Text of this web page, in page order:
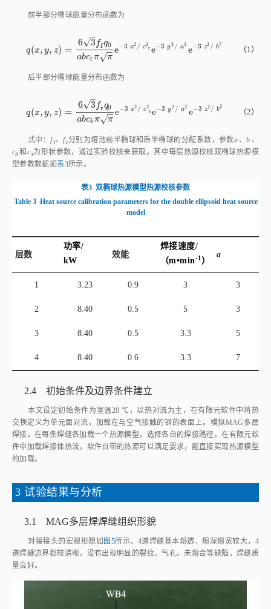
前半部分椭球能量分布函数为
q(x, y, z) =
6 3
–
√ ffq0
abcrπ π
−
−
√
e−3 x2 / c2
r e−3 y2 / a2 e−3 z2 / b2
q(x,y, z)= 63 ffq0abcrππe-3 x2/ cr 2e-3 y2 /a2 e-3z 2/ b 2 （1）
后半部分椭球能量分布函数为
q(x, y, z) =
6 3
–
√ frq0
abcb π π
−
−
√
e−3 x2 / c2
b e−3 y2 / a2 e−3 z2 / b2
q(x,y,z)= 63 rq0abcbππe-3 x2/ cb2e-3 y2/ a2 e-3z 2 /b 2 （2）
式中：ff、fr分别为熔池前半椭球和后半椭球的分配系数，参数a 、b 、
cb 和 cr为形状参数，通过实验校核来获取。其中每层热源校核双椭球热源模
型参数数据如表3所示。
表3 双椭球热源模型热源校核参数
Table 3 Heat source calibration parameters for the double ellipsoid heat source
model
层数
功率/
kW
效能
焊接速度/
（m•min-1）
a
1 3.23 0.9 3 3
2 8.40 0.5 5 3
3 8.40 0.5 3.3 5
4 8.40 0.6 3.3 7
2.4 初始条件及边界条件建立
本文设定初始条件为室温20 ℃，以热对流为主，在有限元软件中将热
交换定义为单元面对流，加载在与空气接触的钢的表面上。模拟MAG多层
焊接，在每条焊缝各加载一个热源模型，选择各自的焊接路径。在有限元软
件中加载焊接体热流，软件自带的热源可以满足要求，能直接实现热源模型
的加载。
3 试验结果与分析
3.1 MAG多层焊焊缝组织形貌
对接接头的宏观形貌如 图5所示，4道焊缝基本熔透，熔深熔宽较大，4
道焊缝边界都较清晰，没有出现明显的裂纹、气孔、未熔合等缺陷，焊缝质
量良好。